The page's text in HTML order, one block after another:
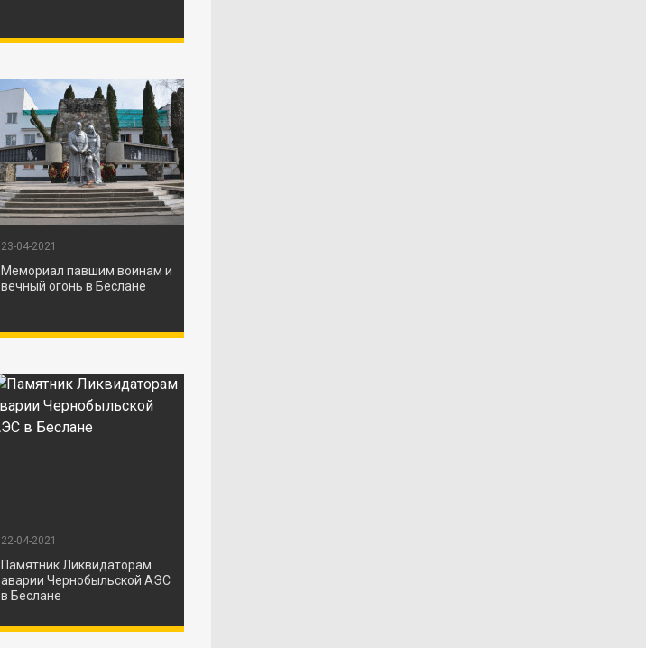
23-04-2021
Мемориал павшим воинам и
вечный огонь в Беслане
22-04-2021
Памятник Ликвидаторам
аварии Чернобыльской АЭС
в Беслане